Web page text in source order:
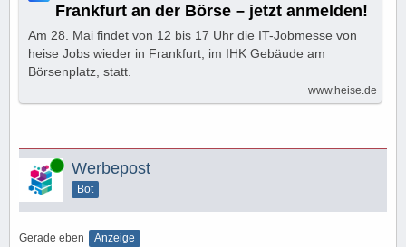
Frankfurt an der Börse – jetzt anmelden!
Am 28. Mai findet von 12 bis 17 Uhr die IT-Jobmesse von
heise Jobs wieder in Frankfurt, im IHK Gebäude am
Börsenplatz, statt.
www.heise.de
Online Werbepost
Bot
Gerade eben Anzeige